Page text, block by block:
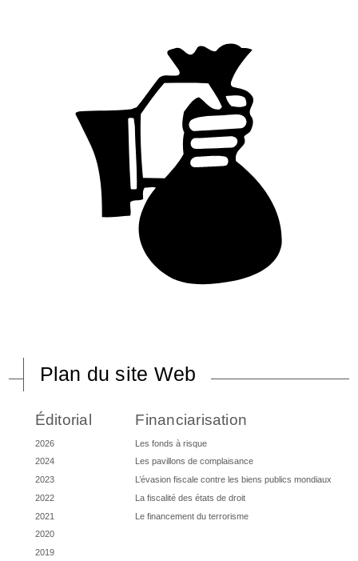
Plan du site Web
Éditorial
2026
2024
2023
2022
2021
2020
2019
Financiarisation
Les fonds à risque
Les pavillons de complaisance
L’évasion fiscale contre les biens publics mondiaux
La fiscalité des états de droit
Le financement du terrorisme